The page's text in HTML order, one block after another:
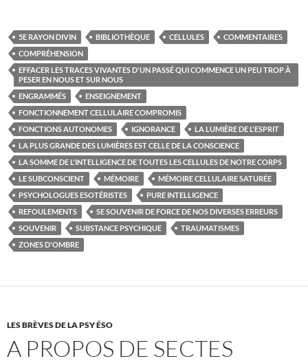
5E RAYON DIVIN BIBLIOTHÈQUE CELLULES
COMMENTAIRES
COMPRÉHENSION
EFFACER LES TRACES VIVANTES D'UN PASSÉ QUI COMMENCE UN PEU TROP À
PESER EN NOUS ET SUR NOUS
ENGRAMMÉS
ENSEIGNEMENT
FONCTIONNEMENT CELLULAIRE COMPROMIS
FONCTIONS AUTONOMES
IGNORANCE
LA LUMIÈRE DE L'ESPRIT
LA PLUS GRANDE DES LUMIÈRES EST CELLE DE LA CONSCIENCE
LA SOMME DE L'INTELLIGENCE DE TOUTES LES CELLULES DE NOTRE CORPS
LE SUBCONSCIENT
MÉMOIRE
MÉMOIRE CELLULAIRE SATURÉE
PSYCHOLOGUES ESOTÉRISTES
PURE INTELLIGENCE
REFOULEMENTS
SE SOUVENIR DE FORCE DE NOS DIVERSES ERREURS
SOUVENIR
SUBSTANCE PSYCHIQUE
TRAUMATISMES
ZONES D'OMBRE
LES BRÈVES DE LA PSY ÉSO
A PROPOS DE SECTES